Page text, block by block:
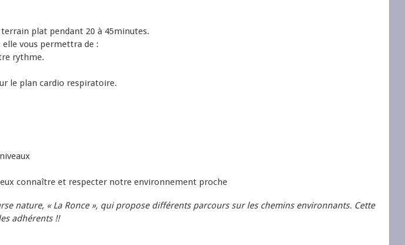
plat pendant 20 à 45minutes.
vous permettra de :
rythme.
plan cardio respiratoire.
connaître et respecter notre environnement proche
nature, « La Ronce », qui propose différents parcours sur les chemins environnants. Cette
adhérents !!